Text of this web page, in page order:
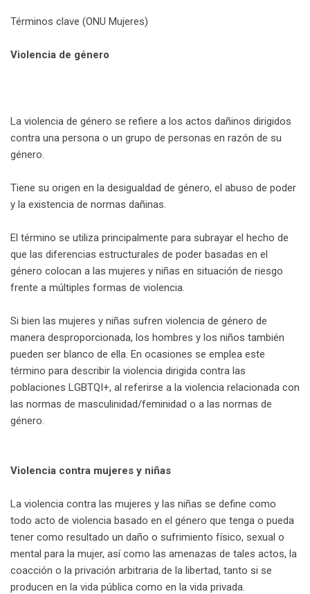
Términos clave (ONU Mujeres)
Violencia de género
La violencia de género se refiere a los actos dañinos dirigidos
contra una persona o un grupo de personas en razón de su
género.
Tiene su origen en la desigualdad de género, el abuso de poder
y la existencia de normas dañinas.
El término se utiliza principalmente para subrayar el hecho de
que las diferencias estructurales de poder basadas en el
género colocan a las mujeres y niñas en situación de riesgo
frente a múltiples formas de violencia.
Si bien las mujeres y niñas sufren violencia de género de
manera desproporcionada, los hombres y los niños también
pueden ser blanco de ella. En ocasiones se emplea este
término para describir la violencia dirigida contra las
poblaciones LGBTQI+, al referirse a la violencia relacionada con
las normas de masculinidad/feminidad o a las normas de
género.
Violencia contra mujeres y niñas
La violencia contra las mujeres y las niñas se define como
todo acto de violencia basado en el género que tenga o pueda
tener como resultado un daño o sufrimiento físico, sexual o
mental para la mujer, así como las amenazas de tales actos, la
coacción o la privación arbitraria de la libertad, tanto si se
producen en la vida pública como en la vida privada.